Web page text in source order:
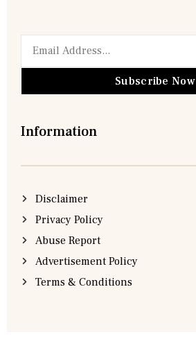
Subscribe Now
Information
Disclaimer
Privacy Policy
Abuse Report
Advertisement Policy
Terms & Conditions